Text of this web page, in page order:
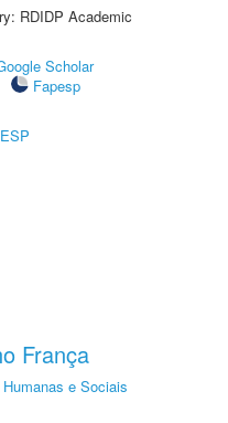
RDIDP Academic
Scholar
Fapesp
França
e Sociais